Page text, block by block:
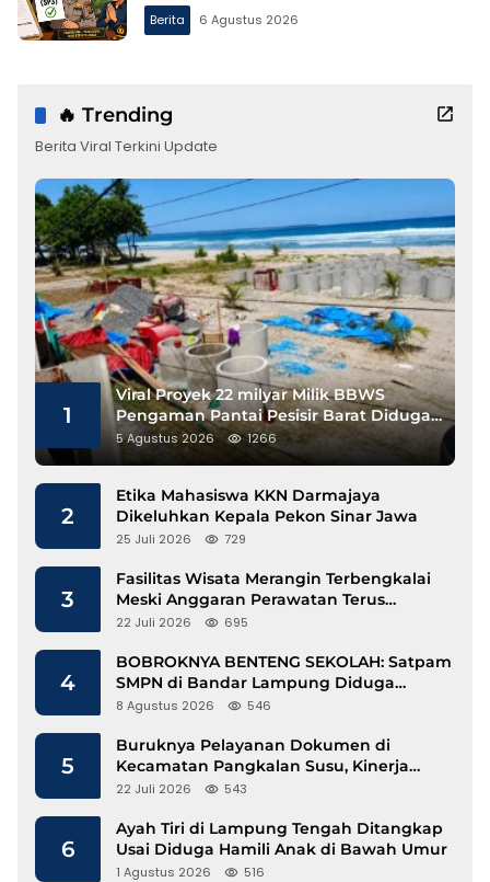
Berita 6 Agustus 2026
🔥 Trending
Berita Viral Terkini Update
1
Viral Proyek 22 milyar Milik BBWS
Pengaman Pantai Pesisir Barat Diduga
Gunakan Besi Banci
5 Agustus 2026 1266
2
Etika Mahasiswa KKN Darmajaya
Dikeluhkan Kepala Pekon Sinar Jawa
25 Juli 2026 729
3
Fasilitas Wisata Merangin Terbengkalai
Meski Anggaran Perawatan Terus
Mengalir
22 Juli 2026 695
4
BOBROKNYA BENTENG SEKOLAH: Satpam
SMPN di Bandar Lampung Diduga
Lecehkan Siswi
8 Agustus 2026 546
5
Buruknya Pelayanan Dokumen di
Kecamatan Pangkalan Susu, Kinerja
Disdukcapil Langkat Disorot
22 Juli 2026 543
6
Ayah Tiri di Lampung Tengah Ditangkap
Usai Diduga Hamili Anak di Bawah Umur
1 Agustus 2026 516